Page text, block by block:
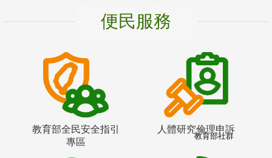
便民服務
教育部全民安全指引
專區
人體研究倫理申訴
教育部社群